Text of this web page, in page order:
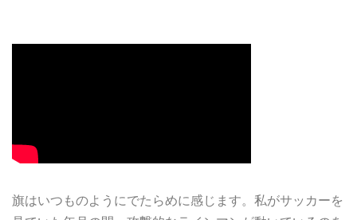
旗はいつものようにでたらめに感じます。私がサッカーを